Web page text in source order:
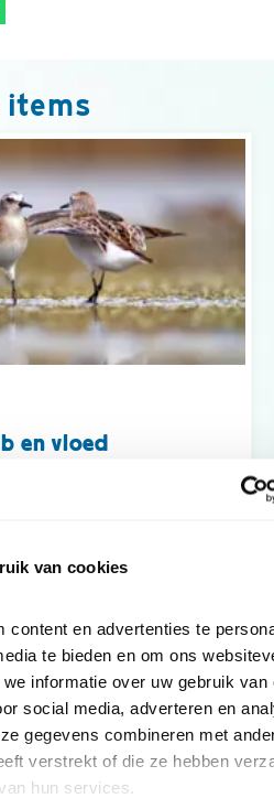
van cookies
content en advertenties te
te bieden en om ons
informatie over uw gebruik van
social media, adverteren en
gegevens combineren met
verstrekt of die ze hebben
hun services.
items
en vloed